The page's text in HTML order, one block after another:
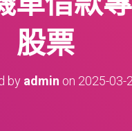
股票
by admin on 2025-03-